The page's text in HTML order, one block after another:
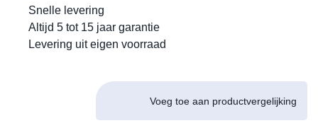
Snelle levering
Altijd 5 tot 15 jaar garantie
Levering uit eigen voorraad
Voeg toe aan productvergelijking